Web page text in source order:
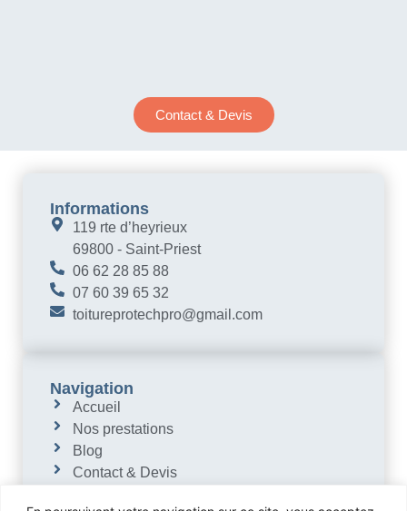
Contact & Devis
Informations
119 rte d’heyrieux
69800 - Saint-Priest
06 62 28 85 88
07 60 39 65 32
toitureprotechpro@gmail.com
Navigation
Accueil
Nos prestations
Blog
Contact & Devis